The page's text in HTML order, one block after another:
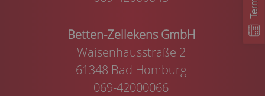
Betten-Zellekens GmbH
Waisenhausstraße 2
61348 Bad Homburg
069-42000066